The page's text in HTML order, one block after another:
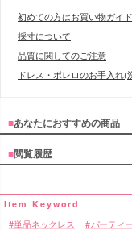
初めての方はお買い物ガイ
採寸について
品質に関してのご注意
ドレス・ボレロのお手入れ
■あなたにおすすめの商品
■閲覧履歴
単品ネックレス パーティ